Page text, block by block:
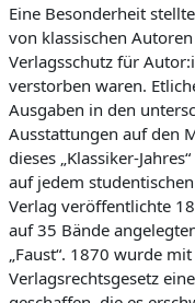
Eine Besonderheit
von klassischen
Verlagsschutz für
verstorben waren.
Ausgaben in den
Ausstattungen auf den
dieses „Klassiker-
auf jedem
Verlag veröffentlichte
auf 35 Bände
„Faust“. 1870 wurde
Verlagsrechtsgesetz